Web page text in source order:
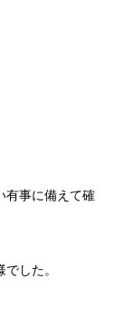
有事に備えて確
した。